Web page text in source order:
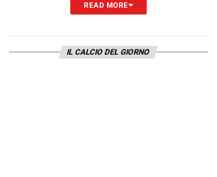
Moro, 7 Orsolini, 8 Freuler, 9 Castro, 11
Corazza (lista B), 18 Pobega, 19 Ferguson,
20 Aebischer, 21 Odgaard, 22 Lykogiannis,
READ MORE
IL CALCIO DEL GIORNO